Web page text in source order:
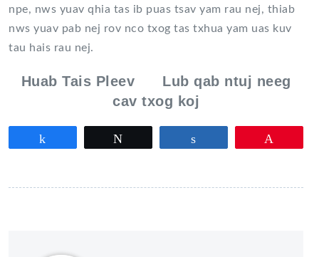
npe, nws yuav qhia tas ib puas tsav yam rau nej, thiab
nws yuav pab nej rov nco txog tas txhua yam uas kuv
tau hais rau nej.
Huab Tais Pleev Lub qab ntuj neeg
cav txog koj